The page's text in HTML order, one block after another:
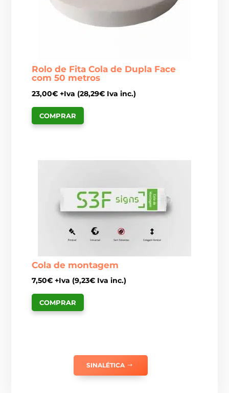
Rolo de Fita Cola de Dupla Face
com 50 metros
23,00€ +Iva (28,29€ Iva inc.)
COMPRAR
Cola de montagem
7,50€ +Iva (9,23€ Iva inc.)
COMPRAR
SINALÉTICA